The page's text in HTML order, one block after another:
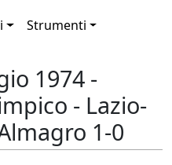
Strumenti
1974 -
- Lazio-
1-0